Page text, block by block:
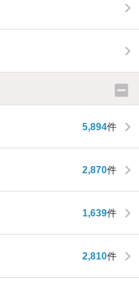
5,894件
2,870件
1,639件
2,810件